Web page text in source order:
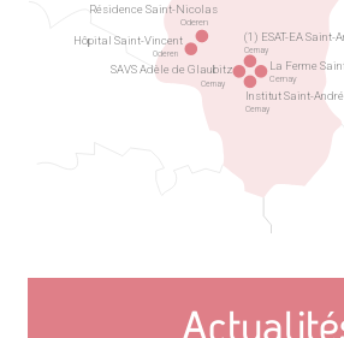
La Ferme
Cernay
Résidence Saint-Nicolas
Oderen
SAVS Adèle de Glaubitz
Cernay
Institut Saint-André
Cernay
(1) ESAT-EA Saint-
Cernay
Hôpital Saint-Vincent
Oderen